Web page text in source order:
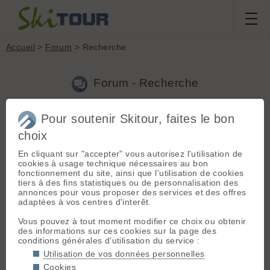
Accueil > Forum > Recherche
Forum - Recherche
Nouveau sujet|Voir tous les sujets
218 résultats
31.Le çacéquoi pour les nuls(Dom2011 le 13.08.2011 à
22:19)
@ Jer : Bravo pour le raisonnement et l'argumentation!!! rien à
dire... 🙂 Et nous allons maintenant connaître le nom de
l'Heureux Gagnant ..... (roulements de timbales en fond sonore
🙄 )
32.Le çacéquoi pour les nuls(Dom2011 le 13.08.2011 à
08:25)
wouaaaaaaaahh! chapeau bas messieurs (bon d'accord
Pour soutenir Skitour, faites le bon
choix
En cliquant sur "accepter" vous autorisez l'utilisation de
cookies à usage technique nécessaires au bon
fonctionnement du site, ainsi que l'utilisation de cookies
tiers à des fins statistiques ou de personnalisation des
annonces pour vous proposer des services et des offres
adaptées à vos centres d'interêt.
Vous pouvez à tout moment modifier ce choix ou obtenir
des informations sur ces cookies sur la page des
conditions générales d'utilisation du service :
Utilisation de vos données personnelles
Cookies